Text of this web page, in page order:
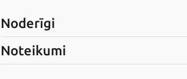
Noderīgi
Noteikumi